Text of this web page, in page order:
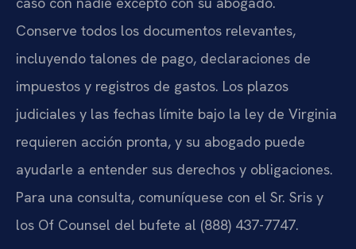
Conserve todos los documentos relevantes,
incluyendo talones de pago, declaraciones de
impuestos y registros de gastos. Los plazos
judiciales y las fechas límite bajo la ley de Virginia
requieren acción pronta, y su abogado puede
ayudarle a entender sus derechos y obligaciones.
Para una consulta, comuníquese con el Sr. Sris y
los Of Counsel del bufete al (888) 437-7747.